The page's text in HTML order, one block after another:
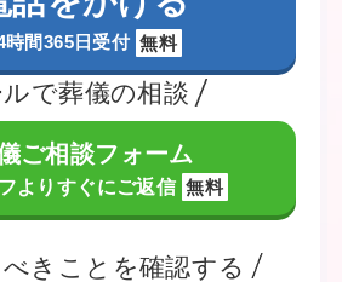
時間365日受付 無料
ルで葬儀の相談
ご相談フォーム
よりすぐにご返信 無料
きことを確認する